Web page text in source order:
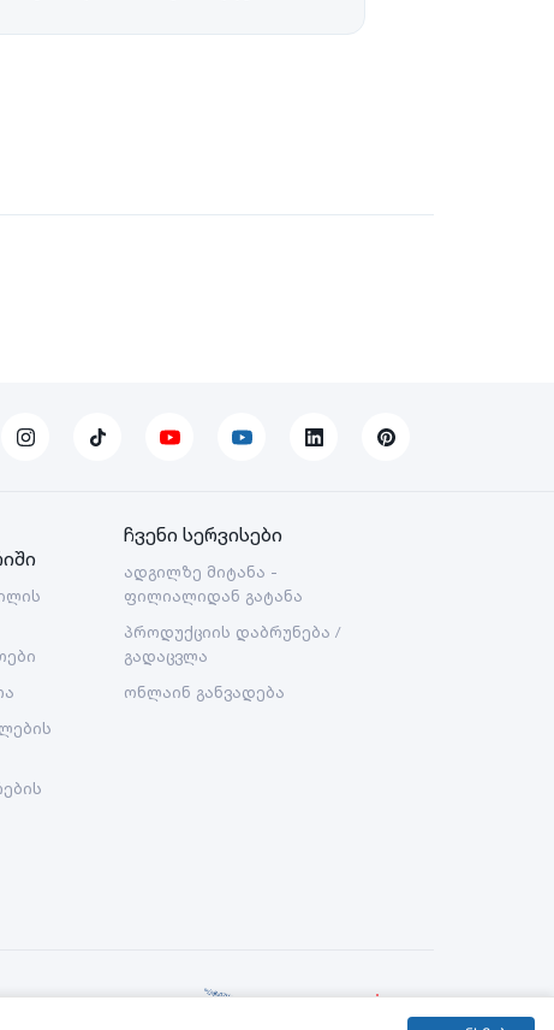
ჩვენი სერვისები
ადგილზე მიტანა -
ფილიალიდან გატანა
პროდუქციის დაბრუნება /
გადაცვლა
ონლაინ განვადება